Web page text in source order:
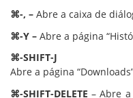
⌘-, – Abre a caixa de
⌘-Y – Abre a página
⌘-SHIFT-J
Abre a página
⌘-SHIFT-DELETE– Abre